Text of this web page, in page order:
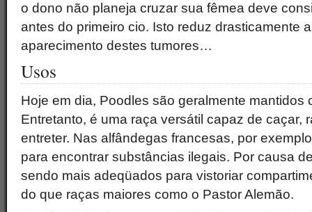
o dono não planeja cruzar sua fêmea deve
antes do primeiro cio. Isto reduz drasticamente
aparecimento destes tumores…
Usos
Hoje em dia, Poodles são geralmente mantidos
Entretanto, é uma raça versátil capaz de caçar,
entreter. Nas alfândegas francesas, por
para encontrar substâncias ilegais. Por causa
sendo mais adeqüados para vistoriar
do que raças maiores como o Pastor Alemão.